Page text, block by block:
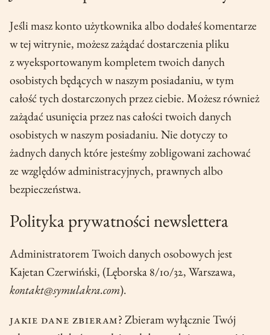
Jeśli masz konto użytkownika albo dodałeś komentarze
w tej witrynie, możesz zażądać dostarczenia pliku
z wyeksportowanym kompletem twoich danych
osobistych będących w naszym posiadaniu, w tym
całość tych dostarczonych przez ciebie. Możesz również
zażądać usunięcia przez nas całości twoich danych
osobistych w naszym posiadaniu. Nie dotyczy to
żadnych danych które jesteśmy zobligowani zachować
ze względów administracyjnych, prawnych albo
bezpieczeństwa.
Polityka prywatności newslettera
Administratorem Twoich danych osobowych jest
Kajetan Czerwiński, (Lęborska 8/10/32, Warszawa,
kontakt@symulakra.com).
Jakie dane zbieram? Zbieram wyłącznie Twój